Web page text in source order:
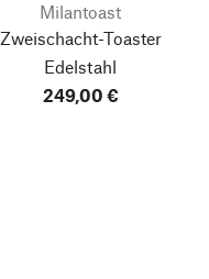
Milantoast
Zweischacht-Toaster
Edelstahl
249,00 €